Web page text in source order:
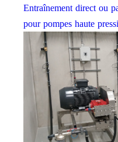
Entraînement direct ou
pour pompes haute